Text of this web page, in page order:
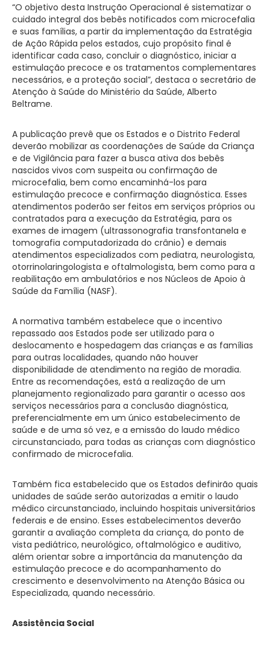
“O objetivo desta Instrução Operacional é sistematizar o
cuidado integral dos bebês notificados com microcefalia
e suas famílias, a partir da implementação da Estratégia
de Ação Rápida pelos estados, cujo propósito final é
identificar cada caso, concluir o diagnóstico, iniciar a
estimulação precoce e os tratamentos complementares
necessários, e a proteção social”, destaca o secretário de
Atenção à Saúde do Ministério da Saúde, Alberto
Beltrame.
A publicação prevê que os Estados e o Distrito Federal
deverão mobilizar as coordenações de Saúde da Criança
e de Vigilância para fazer a busca ativa dos bebês
nascidos vivos com suspeita ou confirmação de
microcefalia, bem como encaminhá-los para
estimulação precoce e confirmação diagnóstica. Esses
atendimentos poderão ser feitos em serviços próprios ou
contratados para a execução da Estratégia, para os
exames de imagem (ultrassonografia transfontanela e
tomografia computadorizada do crânio) e demais
atendimentos especializados com pediatra, neurologista,
otorrinolaringologista e oftalmologista, bem como para a
reabilitação em ambulatórios e nos Núcleos de Apoio à
Saúde da Família (NASF).
A normativa também estabelece que o incentivo
repassado aos Estados pode ser utilizado para o
deslocamento e hospedagem das crianças e as famílias
para outras localidades, quando não houver
disponibilidade de atendimento na região de moradia.
Entre as recomendações, está a realização de um
planejamento regionalizado para garantir o acesso aos
serviços necessários para a conclusão diagnóstica,
preferencialmente em um único estabelecimento de
saúde e de uma só vez, e a emissão do laudo médico
circunstanciado, para todas as crianças com diagnóstico
confirmado de microcefalia.
Também fica estabelecido que os Estados definirão quais
unidades de saúde serão autorizadas a emitir o laudo
médico circunstanciado, incluindo hospitais universitários
federais e de ensino. Esses estabelecimentos deverão
garantir a avaliação completa da criança, do ponto de
vista pediátrico, neurológico, oftalmológico e auditivo,
além orientar sobre a importância da manutenção da
estimulação precoce e do acompanhamento do
crescimento e desenvolvimento na Atenção Básica ou
Especializada, quando necessário.
Assistência Social